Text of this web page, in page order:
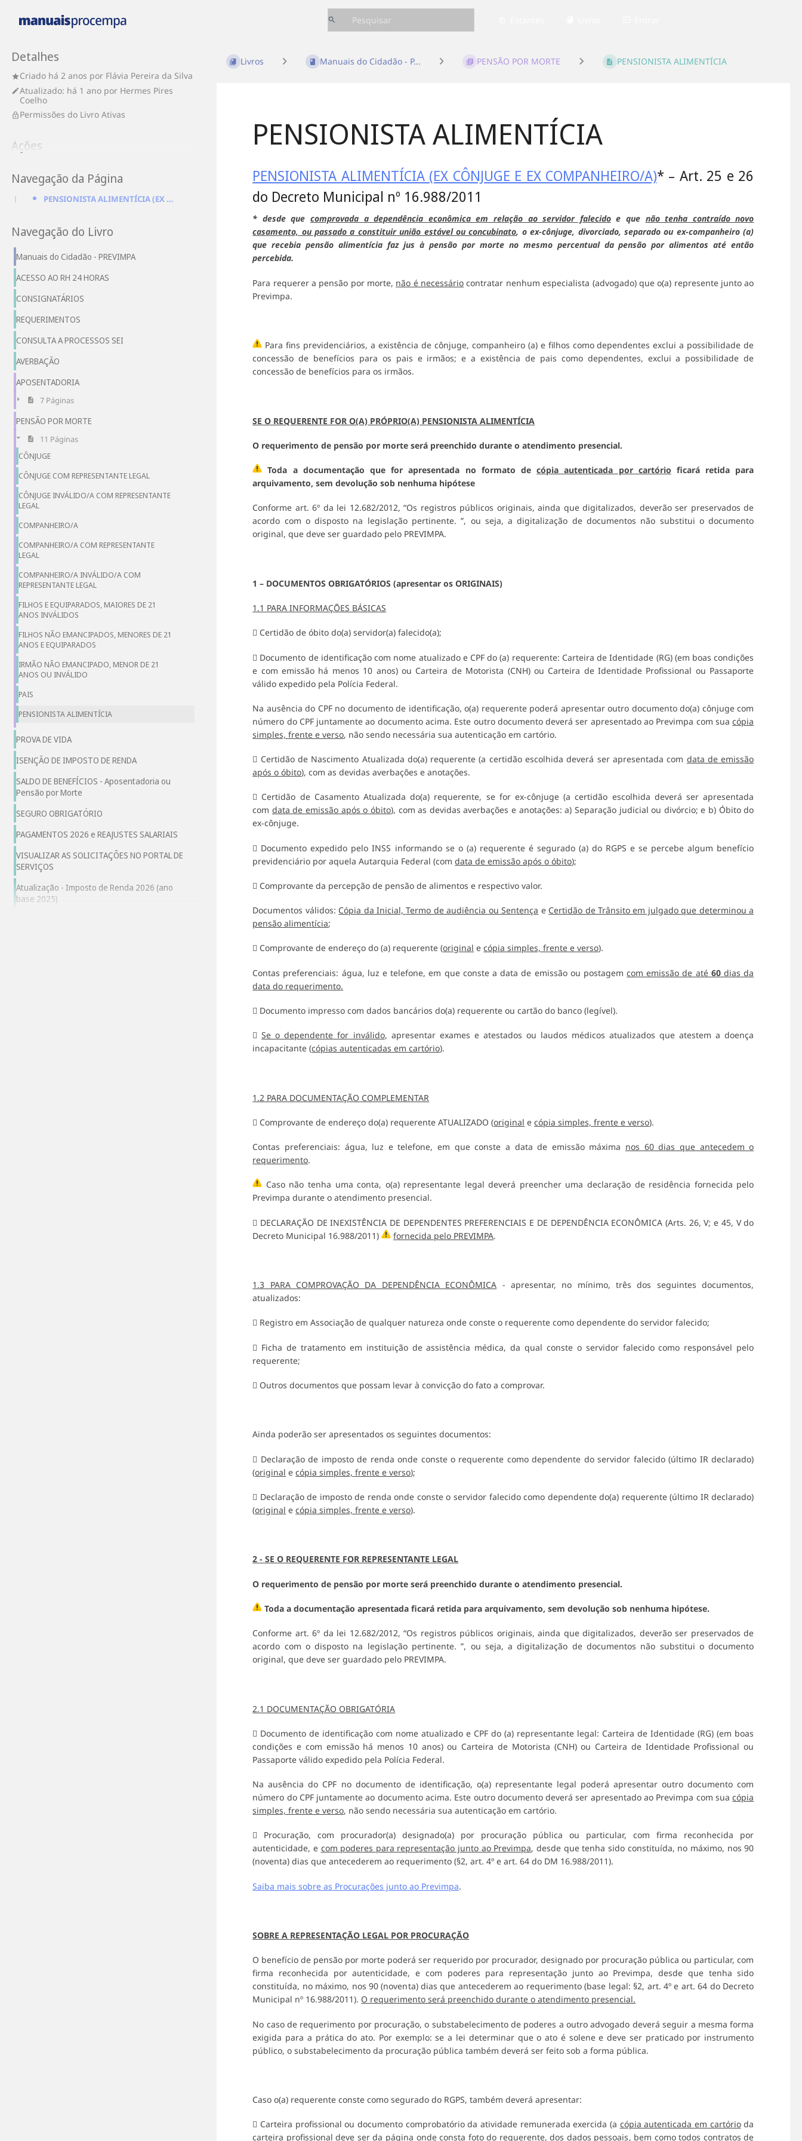
Detalhes
Criado há 2 anos por Flávia Pereira da Silva
Atualizado: há 1 ano por Hermes Pires
Coelho
Permissões do Livro Ativas
Ações
Navegação da Página
PENSIONISTA ALIMENTÍCIA (EX CÔNJUGE E EX COMPANHEIRO/A)* – Art. 25 e 26 do Decreto Municipal nº 16.9
Navegação do Livro
Manuais do Cidadão - PREVIMPA
ACESSO AO RH 24 HORAS
CONSIGNATÁRIOS
REQUERIMENTOS
CONSULTA A PROCESSOS SEI
AVERBAÇÃO
APOSENTADORIA
7 Páginas
PENSÃO POR MORTE
11 Páginas
CÔNJUGE
CÔNJUGE COM REPRESENTANTE LEGAL
CÔNJUGE INVÁLIDO/A COM REPRESENTANTE
LEGAL
COMPANHEIRO/A
COMPANHEIRO/A COM REPRESENTANTE
LEGAL
COMPANHEIRO/A INVÁLIDO/A COM
REPRESENTANTE LEGAL
FILHOS E EQUIPARADOS, MAIORES DE 21
ANOS INVÁLIDOS
FILHOS NÃO EMANCIPADOS, MENORES DE 21
ANOS E EQUIPARADOS
IRMÃO NÃO EMANCIPADO, MENOR DE 21
ANOS OU INVÁLIDO
PAIS
PENSIONISTA ALIMENTÍCIA
PROVA DE VIDA
ISENÇÃO DE IMPOSTO DE RENDA
SALDO DE BENEFÍCIOS - Aposentadoria ou
Pensão por Morte
SEGURO OBRIGATÓRIO
PAGAMENTOS 2026 e REAJUSTES SALARIAIS
VISUALIZAR AS SOLICITAÇÕES NO PORTAL DE
SERVIÇOS
Atualização - Imposto de Renda 2026 (ano
base 2025)
Livros Manuais do Cidadão - P... PENSÃO POR MORTE PENSIONISTA ALIMENTÍCIA
PENSIONISTA ALIMENTÍCIA
PENSIONISTA ALIMENTÍCIA (EX CÔNJUGE E EX COMPANHEIRO/A)* – Art. 25 e 26
do Decreto Municipal nº 16.988/2011
* desde quecomprovada a dependência econômica em relação ao servidor falecidoe que não tenha contraído novo
casamento, ou passado a constituir união estável ou concubinato, o ex-cônjuge, divorciado, separado ou ex-companheiro (a)
que recebia pensão alimentícia faz jus à pensão por morte no mesmo percentual da pensão por alimentos até então
percebida.
Para requerer a pensão por morte, não é necessário contratar nenhum especialista (advogado) que o(a) represente junto ao
Previmpa.
Para fins previdenciários, a existência de cônjuge, companheiro (a) e filhos como dependentes exclui a possibilidade de
concessão de benefícios para os pais e irmãos; e a existência de pais como dependentes, exclui a possibilidade de
concessão de benefícios para os irmãos.
SE O REQUERENTE FOR O(A) PRÓPRIO(A) PENSIONISTA ALIMENTÍCIA
O requerimento de pensão por morte será preenchido durante o atendimento presencial.
Toda a documentação que for apresentada no formato decópia autenticada por cartório ficará retida para
arquivamento, sem devolução sob nenhuma hipótese
Conforme art. 6º da lei 12.682/2012, “Os registros públicos originais, ainda que digitalizados, deverão ser preservados de
acordo com o disposto na legislação pertinente. ”, ou seja, a digitalização de documentos não substitui o documento
original, que deve ser guardado pelo PREVIMPA.
1 – DOCUMENTOS OBRIGATÓRIOS (apresentar os ORIGINAIS)
1.1 PARA INFORMAÇÕES BÁSICAS
 Certidão de óbito do(a) servidor(a) falecido(a);
 Documento de identificação com nome atualizado e CPF do (a) requerente: Carteira de Identidade (RG) (em boas condições
e com emissão há menos 10 anos) ou Carteira de Motorista (CNH) ou Carteira de Identidade Profissional ou Passaporte
válido expedido pela Polícia Federal.
Na ausência do CPF no documento de identificação, o(a) requerente poderá apresentar outro documento do(a) cônjuge com
número do CPF juntamente ao documento acima. Este outro documento deverá ser apresentado ao Previmpa com suacópia
simples, frente e verso, não sendo necessária sua autenticação em cartório.
 Certidão de Nascimento Atualizada do(a) requerente (a certidão escolhida deverá ser apresentada com data de emissão
após o óbito), com as devidas averbações e anotações.
 Certidão de Casamento Atualizada do(a) requerente, se for ex-cônjuge (a certidão escolhida deverá ser apresentada
com data de emissão após o óbito), com as devidas averbações e anotações: a) Separação judicial ou divórcio; e b) Óbito do
ex-cônjuge.
 Documento expedido pelo INSS informando se o (a) requerente é segurado (a) do RGPS e se percebe algum benefício
previdenciário por aquela Autarquia Federal (comdata de emissão após o óbito);
 Comprovante da percepção de pensão de alimentos e respectivo valor.
Documentos válidos: Cópia da Inicial,Termo de audiência ouSentença e Certidão de Trânsito em julgado que determinou a
pensão alimentícia;
 Comprovante de endereço do (a) requerente (original ecópia simples, frente e verso).
Contas preferenciais: água, luz e telefone, em que conste a data de emissão ou postagemcom emissão de até 60dias da
data do requerimento.
 Documento impresso com dados bancários do(a) requerente ou cartão do banco (legível).
Se o dependente for inválido, apresentar exames e atestados ou laudos médicos atualizados que atestem a doença
incapacitante (cópias autenticadas em cartório).
1.2 PARA DOCUMENTAÇÃO COMPLEMENTAR
 Comprovante de endereço do(a) requerente ATUALIZADO (original ecópia simples, frente e verso).
Contas preferenciais: água, luz e telefone, em que conste a data de emissão máxima nos 60 dias que antecedem o
requerimento.
Caso não tenha uma conta, o(a) representante legal deverá preencher uma declaração de residência fornecida pelo
Previmpa durante o atendimento presencial.
 DECLARAÇÃO DE INEXISTÊNCIA DE DEPENDENTES PREFERENCIAIS E DE DEPENDÊNCIA ECONÔMICA (Arts. 26, V; e 45, V do
Decreto Municipal 16.988/2011)
fornecida pelo PREVIMPA.
1.3 PARA COMPROVAÇÃO DA DEPENDÊNCIA ECONÔMICA - apresentar, no mínimo, três dos seguintes documentos,
atualizados:
 Registro em Associação de qualquer natureza onde conste o requerente como dependente do servidor falecido;
 Ficha de tratamento em instituição de assistência médica, da qual conste o servidor falecido como responsável pelo
requerente;
 Outros documentos que possam levar à convicção do fato a comprovar.
Ainda poderão ser apresentados os seguintes documentos:
 Declaração de imposto de renda onde conste o requerente como dependente do servidor falecido (último IR declarado)
(original ecópia simples, frente e verso);
 Declaração de imposto de renda onde conste o servidor falecido como dependente do(a) requerente (último IR declarado)
(original ecópia simples, frente e verso).
2 - SE O REQUERENTE FOR REPRESENTANTE LEGAL
O requerimento de pensão por morte será preenchido durante o atendimento presencial.
Toda a documentação apresentada ficará retida para arquivamento, sem devolução sob nenhuma hipótese.
Conforme art. 6º da lei 12.682/2012, “Os registros públicos originais, ainda que digitalizados, deverão ser preservados de
acordo com o disposto na legislação pertinente. ”, ou seja, a digitalização de documentos não substitui o documento
original, que deve ser guardado pelo PREVIMPA.
2.1 DOCUMENTAÇÃO OBRIGATÓRIA
 Documento de identificação com nome atualizado e CPF do (a) representante legal: Carteira de Identidade (RG) (em boas
condições e com emissão há menos 10 anos) ou Carteira de Motorista (CNH) ou Carteira de Identidade Profissional ou
Passaporte válido expedido pela Polícia Federal.
Na ausência do CPF no documento de identificação, o(a) representante legal poderá apresentar outro documento com
número do CPF juntamente ao documento acima. Este outro documento deverá ser apresentado ao Previmpa com suacópia
simples, frente e verso, não sendo necessária sua autenticação em cartório.
 Procuração, com procurador(a) designado(a) por procuração pública ou particular, com firma reconhecida por
autenticidade, e com poderes para representação junto ao Previmpa, desde que tenha sido constituída, no máximo, nos 90
(noventa) dias que antecederem ao requerimento (§2, art. 4º e art. 64 do DM 16.988/2011).
Saiba mais sobre as Procurações junto ao Previmpa.
SOBRE A REPRESENTAÇÃO LEGAL POR PROCURAÇÃO
O benefício de pensão por morte poderá ser requerido por procurador, designado por procuração pública ou particular, com
firma reconhecida por autenticidade, e com poderes para representação junto ao Previmpa, desde que tenha sido
constituída, no máximo, nos 90 (noventa) dias que antecederem ao requerimento (base legal: §2, art. 4º e art. 64 do Decreto
Municipal nº 16.988/2011). O requerimento será preenchido durante o atendimento presencial.
No caso de requerimento por procuração, o substabelecimento de poderes a outro advogado deverá seguir a mesma forma
exigida para a prática do ato. Por exemplo: se a lei determinar que o ato é solene e deve ser praticado por instrumento
público, o substabelecimento da procuração pública também deverá ser feito sob a forma pública.
Caso o(a) requerente conste como segurado do RGPS, também deverá apresentar:
 Carteira profissional ou documento comprobatório da atividade remunerada exercida (a cópia autenticada em cartórioda
carteira profissional deve ser da página onde consta foto do requerente, dos dados pessoais, bem comotodos contratos de